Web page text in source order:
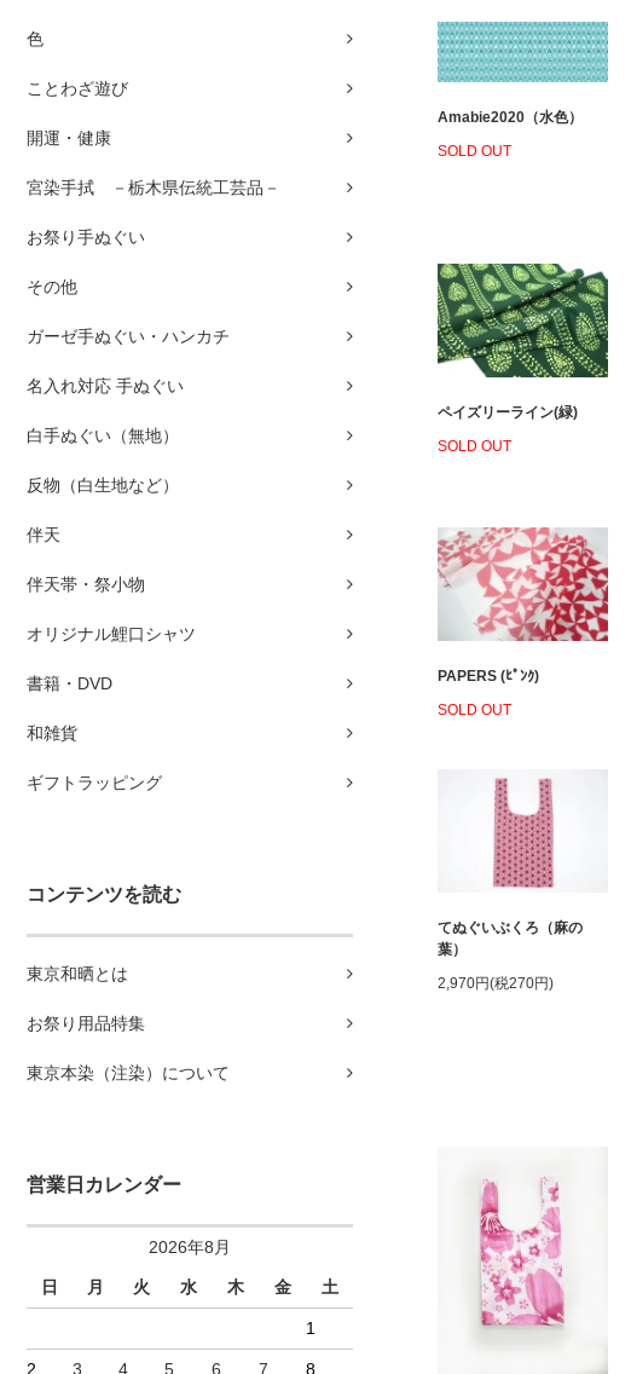
色
ことわざ遊び
開運・健康
宮染手拭 －栃木県伝統工芸品－
お祭り手ぬぐい
その他
ガーゼ手ぬぐい・ハンカチ
名入れ対応 手ぬぐい
白手ぬぐい（無地）
反物（白生地など）
伴天
伴天帯・祭小物
オリジナル鯉口シャツ
書籍・DVD
和雑貨
ギフトラッピング
コンテンツを読む
東京和晒とは
お祭り用品特集
東京本染（注染）について
営業日カレンダー
2026年8月
日 月 火 水 木 金 土
1
2 3 4 5 6 7 8
Amabie2020（水色）
SOLD OUT
ペイズリーライン(緑)
SOLD OUT
PAPERS (ﾋﾟﾝｸ)
SOLD OUT
てぬぐいぶくろ（麻の
葉）
2,970円(税270円)